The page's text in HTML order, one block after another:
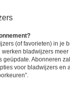
(of favorieten) in je
bladwijzers
Abonneren
voor bladwijzers en